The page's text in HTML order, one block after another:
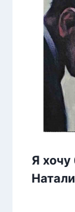
Я хочу